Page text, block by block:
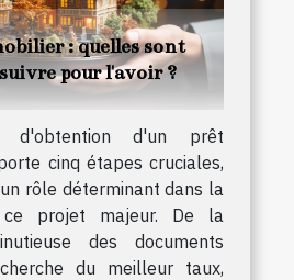
: quelles sont
pour l'avoir ?
d'obtention d'un prêt
cinq étapes cruciales,
rôle déterminant dans la
ce projet majeur. De la
des documents
du meilleur taux,